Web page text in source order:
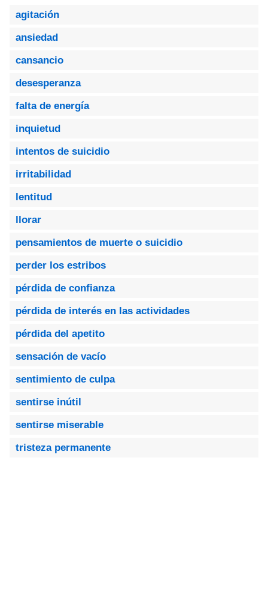
agitación
ansiedad
cansancio
desesperanza
falta de energía
inquietud
intentos de suicidio
irritabilidad
lentitud
llorar
pensamientos de muerte o suicidio
perder los estribos
pérdida de confianza
pérdida de interés en las actividades
pérdida del apetito
sensación de vacío
sentimiento de culpa
sentirse inútil
sentirse miserable
tristeza permanente